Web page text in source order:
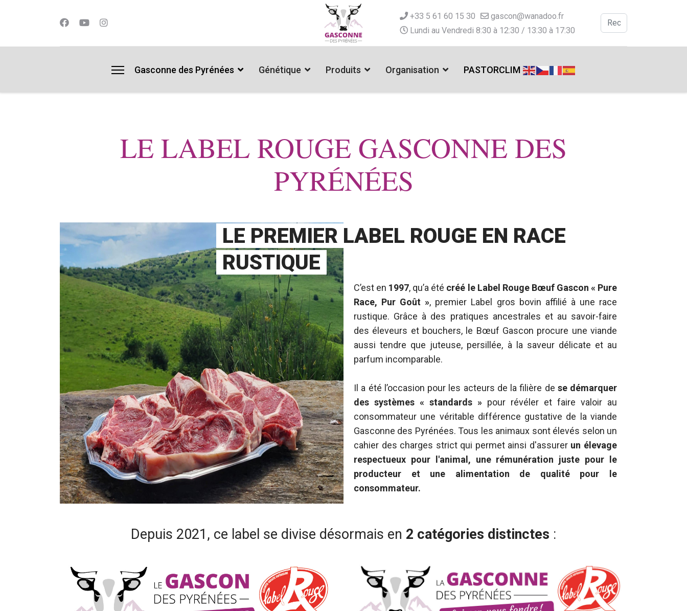
+33 5 61 60 15 30
gascon@wanadoo.fr
Lundi au Vendredi 8:30 à 12:30 / 13:30 à 17:30
Valider
Gasconne des Pyrénées Génétique Produits Organisation PASTORCLIM
LE LABEL ROUGE GASCONNE DES
PYRÉNÉES
LE PREMIER LABEL ROUGE EN RACE
RUSTIQUE
C’est en 1997, qu’a été créé le Label Rouge Bœuf Gascon « Pure
Race, Pur Goût », premier Label gros bovin affilié à une race
rustique. Grâce à des pratiques ancestrales et au savoir-faire
des éleveurs et bouchers, le Bœuf Gascon procure une viande
aussi tendre que juteuse, persillée, à la saveur délicate et au
parfum incomparable.
Il a été l’occasion pour les acteurs de la filière de se démarquer
des systèmes « standards » pour révéler et faire valoir au
consommateur une véritable différence gustative de la viande
Gasconne des Pyrénées. Tous les animaux sont élevés selon un
cahier des charges strict qui permet ainsi d'assurer un élevage
respectueux pour l'animal, une rémunération juste pour le
producteur et une alimentation de qualité pour le
consommateur.
Depuis 2021, ce label se divise désormais en 2 catégories distinctes :